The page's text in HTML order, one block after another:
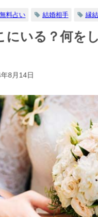
無料占い 結婚相手 縁
にいる？何を
8月14日